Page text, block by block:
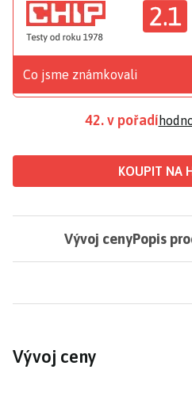
2.1
Co jsme známkovali
42. v pořadí
KOUPIT NA
Vývoj cenyPopis
Vývoj ceny